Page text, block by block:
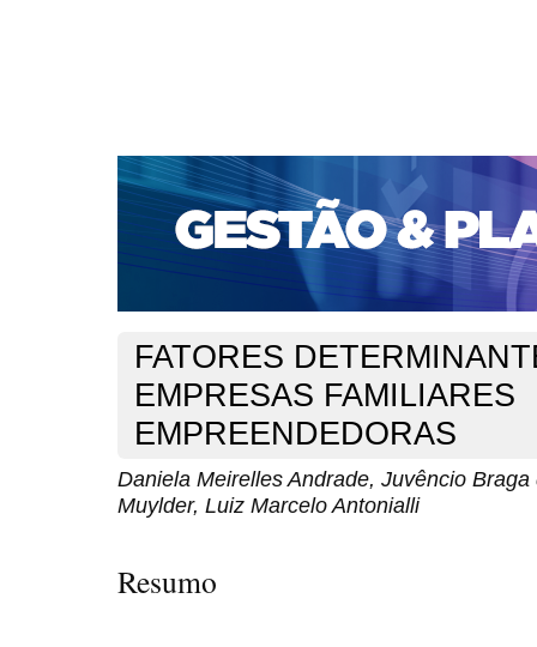
CAPA SOBRE ACESSO CADASTRO
PORTAL DE REVISTAS DA UNIFACS
SUBMISSÕES
PARA SUBMISSÃO DE ARTIGOS
TUTORIAL PARA
Capa v. 18, jan./dez. 2017>
FATORES
EMPRESAS FAMILIARES
EMPREENDEDORAS
Daniela Meirelles Andrade, Juvêncio
Muylder, Luiz Marcelo Antonialli
Resumo